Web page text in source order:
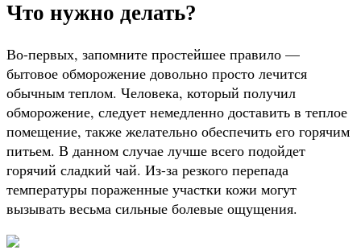
Что нужно делать?
Во-первых, запомните простейшее правило —
бытовое обморожение довольно просто лечится
обычным теплом. Человека, который получил
обморожение, следует немедленно доставить в теплое
помещение, также желательно обеспечить его горячим
питьем. В данном случае лучше всего подойдет
горячий сладкий чай. Из-за резкого перепада
температуры пораженные участки кожи могут
вызывать весьма сильные болевые ощущения.